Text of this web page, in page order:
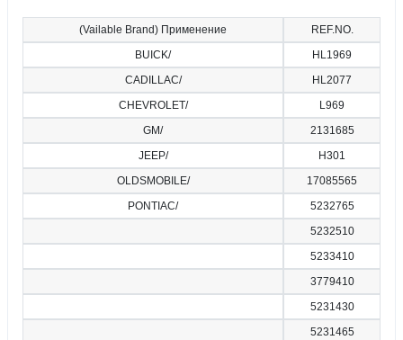
(Vailable Brand) Применение
REF.NO.
BUICK/
HL1969
CADILLAC/
HL2077
CHEVROLET/
L969
GM/
2131685
JEEP/
H301
OLDSMOBILE/
17085565
PONTIAC/
5232765
5232510
5233410
3779410
5231430
5231465